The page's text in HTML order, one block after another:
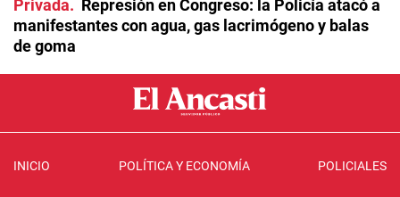
Privada
Represión en Congreso: la Policía atacó a
manifestantes con agua, gas lacrimógeno y balas
de goma
INICIO POLÍTICA Y ECONOMÍA POLICIALES